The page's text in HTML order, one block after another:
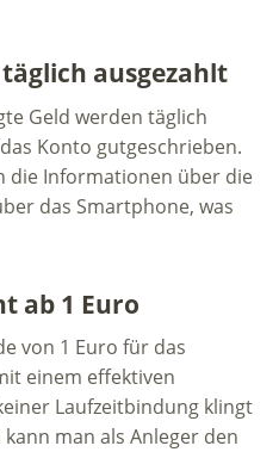
ausgezahlt
Geld werden täglich
Konto gutgeschrieben.
die Informationen über die
das Smartphone, was
ab 1 Euro
von 1 Euro für das
einem effektiven
Laufzeitbindung klingt
man als Anleger den